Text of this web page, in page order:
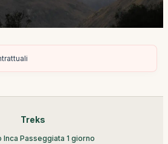
Treks
Inca Passeggiata 1 giorno